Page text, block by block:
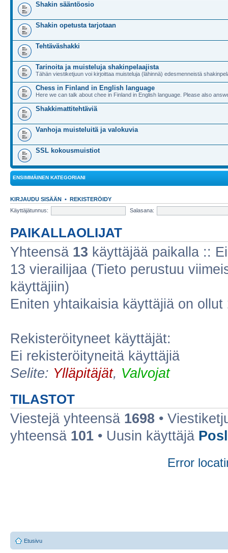
Shakin sääntöosio
Shakin opetusta tarjotaan
Tehtäväshakki
Tarinoita ja muisteluja shakinpelaajista
Tähän viestiketjuun voi kirjoittaa muisteluja (lähinnä) edesmenneistä
Chess in Finland in English language
Here we can talk about chee in Finland in English language. Please also
Shakkimattitehtäviä
Vanhoja muisteluitä ja valokuvia
SSL kokousmuistiot
ENSIMMÄINEN KATEGORIANI
KIRJAUDU SISÄÄN • REKISTERÖIDY
Käyttäjätunnus:
Salasana:
PAIKALLAOLIJAT
Yhteensä 13 käyttäjää paikalla ::
13 vierailijaa (Tieto perustuu
käyttäjiin)
Eniten yhtaikaisia käyttäjiä on ollut
Rekisteröityneet käyttäjät:
Ei rekisteröityneitä käyttäjiä
Selite: Ylläpitäjät, Valvojat
TILASTOT
Viestejä yhteensä 1698 •
yhteensä 101 • Uusin käyttäjä
Error
Etusivu